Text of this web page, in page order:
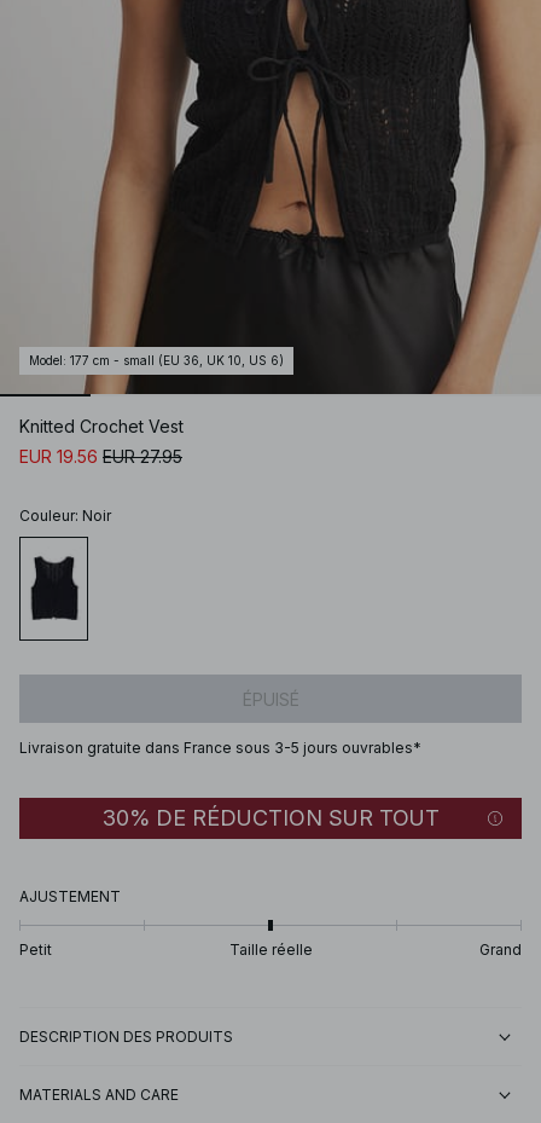
Model : 177 cm - small (EU 36, UK 10, US 6)
Knitted Crochet Vest
EUR 19.56 EUR 27.95
Couleur: Noir
ÉPUISÉ
Livraison gratuite dans France sous 3-5 jours ouvrables*
30% DE RÉDUCTION SUR TOUT
AJUSTEMENT
Petit Taille réelle Grand
DESCRIPTION DES PRODUITS
MATERIALS AND CARE